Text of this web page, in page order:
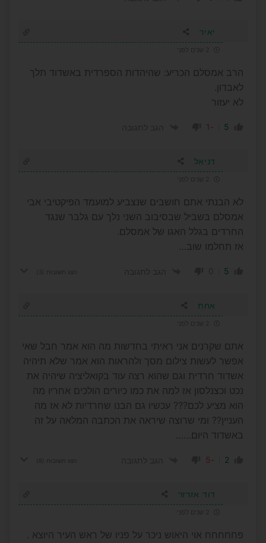
יאיר
הרב אמסלם הכריע: שהיהדות הספרדית באשדוד תלך
לאבדון.
לא יעזור
5
-1
דניאל
לא הבנתי אתם חושבים שנצביע למועמד הפיקטיבי אבי
אמסלם בשביל שבסיבוב השני נלך עם גלבר שנגד
החרדים בגלל האגו של אמסלם.
אז תחלמו שוב…
5 הצג תשובות
אחת
אתם שקרנים אני ראיתי בחדשות מה הוא אמר חבל שאי
אפשר לעשות צילום מסך ולהראות הוא אמר שלא תיהיה
אשדוד חרדית וגם שהוא רצה עוד בקואליציה שיהיה את
נכט וכצנלסון אז למה את כמו כיורים הולכים אחריו מה
הוא מציע לכם??? עכשיו גם הבנו שחרדיות לא אז מה
העניין?? ומי שרוצה שיראה את הכתבה המלאה על זה
באשדוד היום……
2
-5 הצג תשובות
דוד אזרזר
פחחחחח אוי היאוש ניכר על פניו של ראש העיר היוצא .